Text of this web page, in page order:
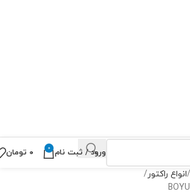
ورود / ثبت نام 0 ۰ تومان
انواع راکتور